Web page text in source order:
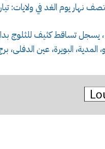
نهار يوم الغد في
، يسجل تساقط كثيف للثلوج
المدية، البويرة، عين الدفلى،